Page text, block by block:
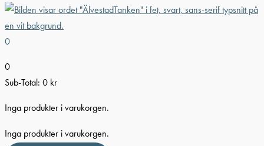
0
0
Sub-Total: 0 kr
Inga produkter i varukorgen.
Inga produkter i varukorgen.